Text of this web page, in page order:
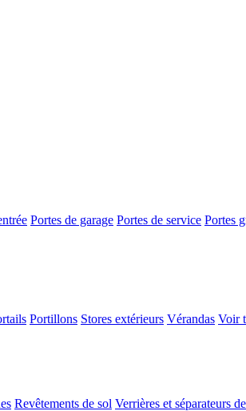
Portes de garage Portes de service Portes
Portillons Stores extérieurs Vérandas Voir
Revêtements de sol Verrières et séparateurs